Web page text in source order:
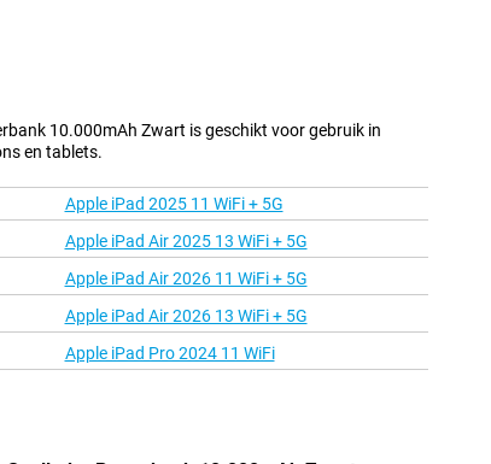
10.000mAh Zwart is geschikt voor gebruik in
en tablets.
Apple iPad 2025 11 WiFi + 5G
Apple iPad Air 2025 13 WiFi + 5G
Apple iPad Air 2026 11 WiFi + 5G
Apple iPad Air 2026 13 WiFi + 5G
Apple iPad Pro 2024 11 WiFi